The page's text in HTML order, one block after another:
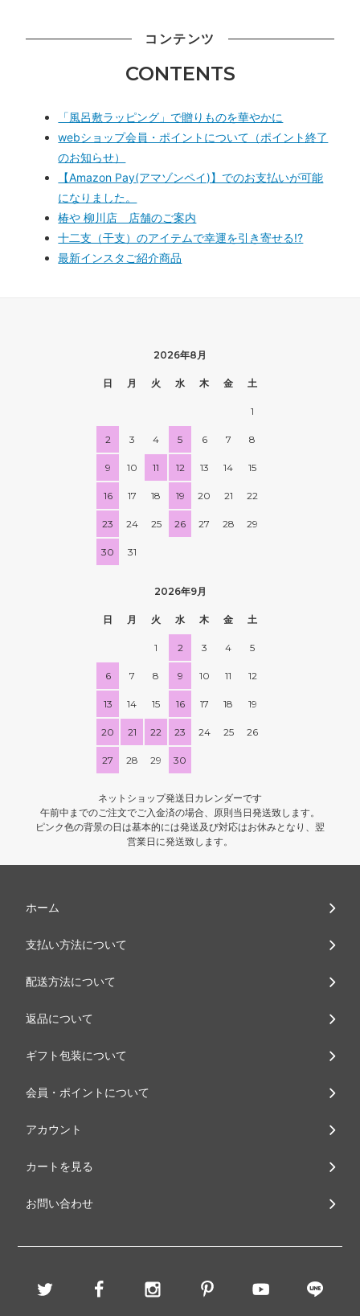
コンテンツ
CONTENTS
「風呂敷ラッピング」で贈りものを華やかに
webショップ会員・ポイントについて（ポイント終了
のお知らせ）
【Amazon Pay(アマゾンペイ)】でのお支払いが可能
になりました。
椿や 柳川店 店舗のご案内
十二支（干支）のアイテムで幸運を引き寄せる!?
最新インスタご紹介商品
2026年8月
日 月 火 水 木 金 土
1
2 3 4 5 6 7 8
9 10 11 12 13 14 15
16 17 18 19 20 21 22
23 24 25 26 27 28 29
30 31
2026年9月
日 月 火 水 木 金 土
1 2 3 4 5
6 7 8 9 10 11 12
13 14 15 16 17 18 19
20 21 22 23 24 25 26
27 28 29 30
ネットショップ発送日カレンダーです
午前中までのご注文でご入金済の場合、原則当日発送致します。
ピンク色の背景の日は基本的には発送及び対応はお休みとなり、翌
営業日に発送致します。
ホーム
支払い方法について
配送方法について
返品について
ギフト包装について
会員・ポイントについて
アカウント
カートを見る
お問い合わせ